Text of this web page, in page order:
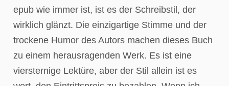
epub wie immer ist, ist es der Schreibstil, der
wirklich glänzt. Die einzigartige Stimme und der
trockene Humor des Autors machen dieses Buch
zu einem herausragenden Werk. Es ist eine
viersternige Lektüre, aber der Stil allein ist es